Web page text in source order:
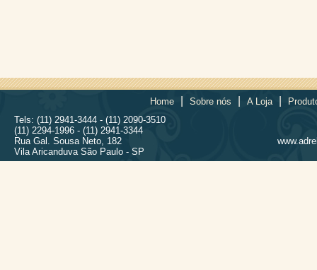
Home Sobre nós A Loja
Tels: (11) 2941-3444 - (11) 2090-3510
(11) 2294-1996 - (11) 2941-3344
Rua Gal. Sousa Neto, 182
Vila Aricanduva São Paulo - SP